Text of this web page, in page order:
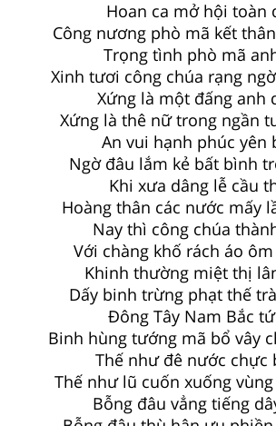
Hoan ca mở hội toàn
Công nương phò mã kết
Trọng tình phò mã
Xinh tươi công chúa rạng
Xứng là một đấng anh
Xứng là thê nữ trong ngần
An vui hạnh phúc yên
Ngờ đâu lắm kẻ bất bình
Khi xưa dâng lễ cầu
Hoàng thân các nước mấy
Nay thì công chúa
Với chàng khố rách áo
Khinh thường miệt thị
Dấy binh trừng phạt thế
Đông Tây Nam Bắc
Binh hùng tướng mã bổ vây
Thế như đê nước chực
Thế như lũ cuốn xuống
Bỗng đâu vẳng tiếng